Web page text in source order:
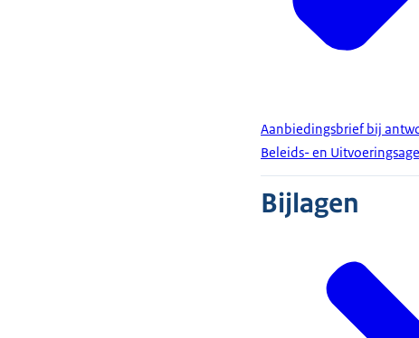
Aanbiedingsbrief bij
Beleids- en
Bijlagen